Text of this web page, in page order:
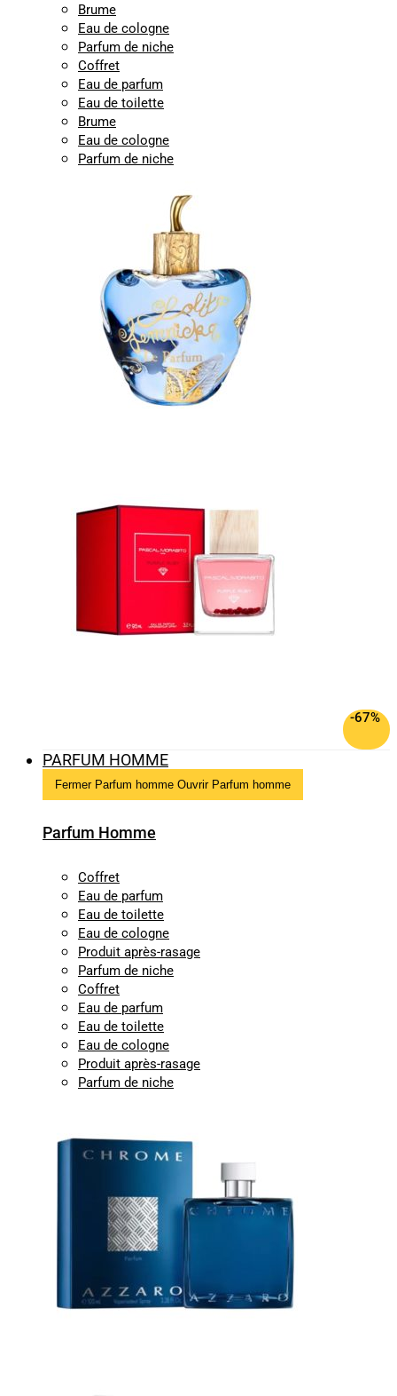
Brume
Eau de cologne
Parfum de niche
Coffret
Eau de parfum
Eau de toilette
Brume
Eau de cologne
Parfum de niche
-67%
PARFUM HOMME
Fermer Parfum homme Ouvrir Parfum homme
Parfum Homme
Coffret
Eau de parfum
Eau de toilette
Eau de cologne
Produit après-rasage
Parfum de niche
Coffret
Eau de parfum
Eau de toilette
Eau de cologne
Produit après-rasage
Parfum de niche